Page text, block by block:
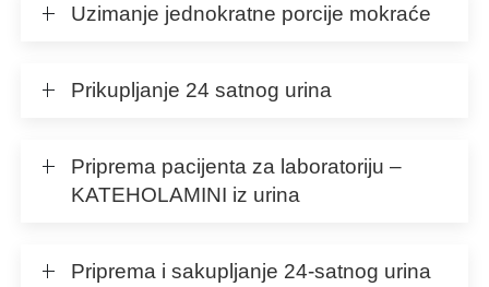
Uzimanje jednokratne porcije mokraće
Prikupljanje 24 satnog urina
Priprema pacijenta za laboratoriju –
KATEHOLAMINI iz urina
Priprema i sakupljanje 24-satnog urina